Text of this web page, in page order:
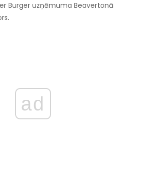
Burger uzņēmuma Beavertonā
ad